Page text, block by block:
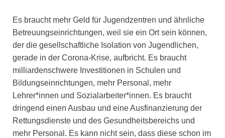
Es braucht mehr Geld für Jugendzentren und ähnliche
Betreuungseinrichtungen, weil sie ein Ort sein können,
der die gesellschaftliche Isolation von Jugendlichen,
gerade in der Corona-Krise, aufbricht. Es braucht
milliardenschwere Investitionen in Schulen und
Bildungseinrichtungen, mehr Personal, mehr
Lehrer*innen und Sozialarbeiter*innen. Es braucht
dringend einen Ausbau und eine Ausfinanzierung der
Rettungsdienste und des Gesundheitsbereichs und
mehr Personal. Es kann nicht sein, dass diese schon im